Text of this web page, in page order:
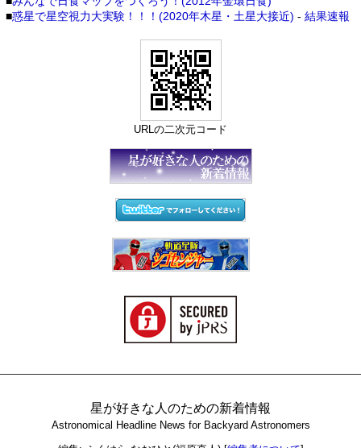
■惑星で星空視力大実験！！！(2020年木星・土星大接近) - 結果速報
URLの二次元コード
星が好きな人のための新着情報
Astronomical Headline News for Backyard Astronomers